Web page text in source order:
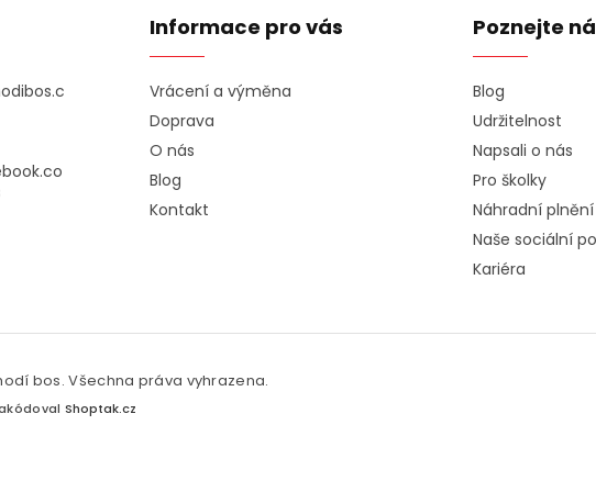
Informace pro vás
Vrácení a výměna
Doprava
O nás
Blog
Kontakt
Poznejte
Blog
Udržitelnost
Napsali o nás
Pro školky
Náhradní plnění
Naše sociální
Kariéra
bos. Všechna práva vyhrazena.
Shoptak.cz